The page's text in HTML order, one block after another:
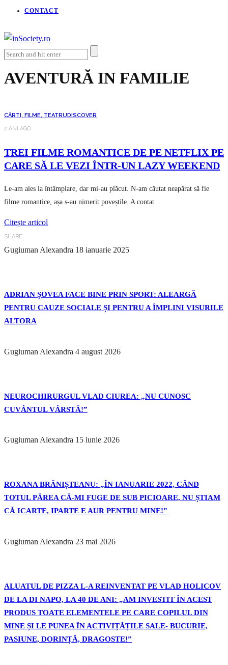
CONTACT
AVENTURĂ IN FAMILIE
CĂRTI, FILME, TEATRUDISCOVER
2 ANI AGO
TREI FILME ROMANTICE DE PE NETFLIX PE
CARE SĂ LE VEZI ÎNTR-UN LAZY WEEKEND
Le-am ales la întâmplare, dar mi-au plăcut. N-am căutat neapărat să fie
filme romantice, așa s-au nimerit poveștile. A contat
Citește articol
SHARE
Gugiuman Alexandra 18 ianuarie 2025
ADRIAN ȘOVEA FACE BINE PRIN SPORT: ALEARGĂ
PENTRU CAUZE SOCIALE ȘI PENTRU A ÎMPLINI VISURILE
ALTORA
Gugiuman Alexandra 4 august 2026
NEUROCHIRURGUL VLAD CIUREA: „NU CUNOSC
CUVÂNTUL VÂRSTĂ!”
Gugiuman Alexandra 15 iunie 2026
ROXANA BRĂNIȘTEANU: „ÎN IANUARIE 2022, CÂND
TOTUL PĂREA CĂ-MI FUGE DE SUB PICIOARE, NU ȘTIAM
CĂ ICARTE, IPARTE E AUR PENTRU MINE!”
Gugiuman Alexandra 23 mai 2026
ALUATUL DE PIZZA L-A REINVENTAT PE VLAD HOLICOV
DE LA DI NAPO, LA 40 DE ANI: „AM INVESTIT ÎN ACEST
PRODUS TOATE ELEMENTELE PE CARE COPILUL DIN
MINE ȘI LE PUNEA ÎN ACTIVIȚĂȚILE SALE- BUCURIE,
PASIUNE, DORINȚĂ, DRAGOSTE!”